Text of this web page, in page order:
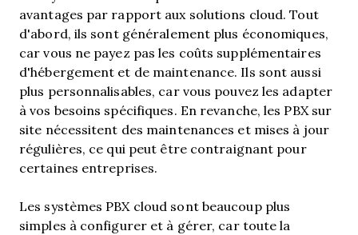
avantages par rapport aux solutions cloud. Tout
d'abord, ils sont généralement plus économiques,
car vous ne payez pas les coûts supplémentaires
d'hébergement et de maintenance. Ils sont aussi
plus personnalisables, car vous pouvez les adapter
à vos besoins spécifiques. En revanche, les PBX sur
site nécessitent des maintenances et mises à jour
régulières, ce qui peut être contraignant pour
certaines entreprises.
Les systèmes PBX cloud sont beaucoup plus
simples à configurer et à gérer, car toute la